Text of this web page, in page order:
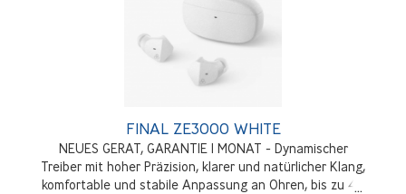
FINAL ZE3000 WHITE
NEUES GERAT, GARANTIE 1 MONAT - Dynamischer
Treiber mit hoher Präzision, klarer und natürlicher Klang,
komfortable und stabile Anpassung an Ohren, bis zu 40